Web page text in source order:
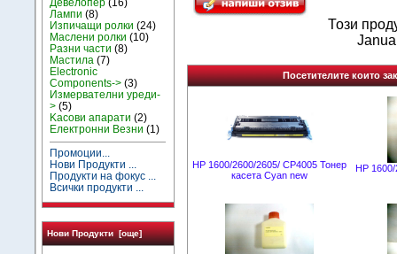
Девелопер (16)
Лампи (8)
Изпичащи ролки (24)
Маслени ролки (10)
Разни части (8)
Мастила (7)
Electronic
Components-> (3)
Измервателни уреди-
> (5)
Kасови апарати (2)
Електронни Везни (1)
Промоции...
Нови Продукти ...
Продукти на фокус ...
Всички продукти ...
Нови Продукти [още]
Този
Посетителите които
HP 1600/2600/2605/ CP4005 Тонер
касета Cyan new
HP